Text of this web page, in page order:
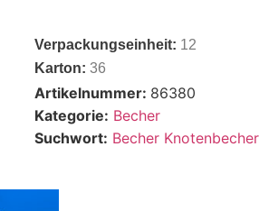
Verpackungseinheit: 12
Karton:36
Artikelnummer: 86380
Kategorie: Becher
Suchwort: Becher